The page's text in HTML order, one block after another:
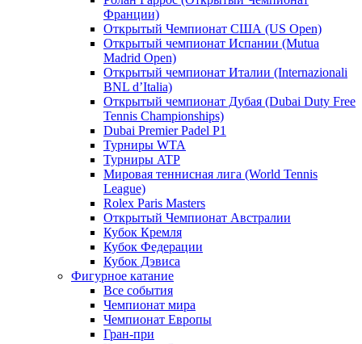
Франции)
Открытый Чемпионат США (US Open)
Открытый чемпионат Испании (Mutua
Madrid Open)
Открытый чемпионат Италии (Internazionali
BNL d’Italia)
Открытый чемпионат Дубая (Dubai Duty Free
Tennis Championships)
Dubai Premier Padel P1
Турниры WTA
Турниры ATP
Мировая теннисная лига (World Tennis
League)
Rolex Paris Masters
Открытый Чемпионат Австралии
Кубок Кремля
Кубок Федерации
Кубок Дэвиса
Фигурное катание
Все события
Чемпионат мира
Чемпионат Европы
Гран-при